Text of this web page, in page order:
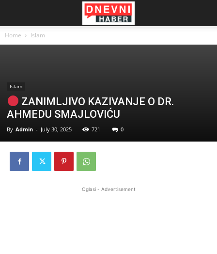
Home Islam
Islam
ZANIMLJIVO KAZIVANJE O DR.
AHMEDU SMAJLOVIĆU
By Admin - July 30, 2025 721 0
Oglasi - Advertisement